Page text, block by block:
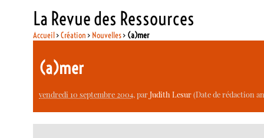
La Revue des Ressources
Accueil>Création > Nouvelles> (a)mer
(a)mer
vendredi 10 septembre 2004, parJudith Lesur(Date de rédaction